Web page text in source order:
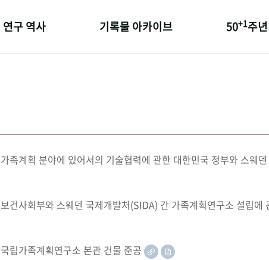
연구 역사 기록물 아카이브 50+1주
가족계획 분야에 있어서의 기술협력에 관한 대한민국 정부와 스웨
보건사회부와 스웨덴 국제개발처(SIDA) 간 가족계획연구소 설립에
국립가족계획연구소 본관 건물 준공